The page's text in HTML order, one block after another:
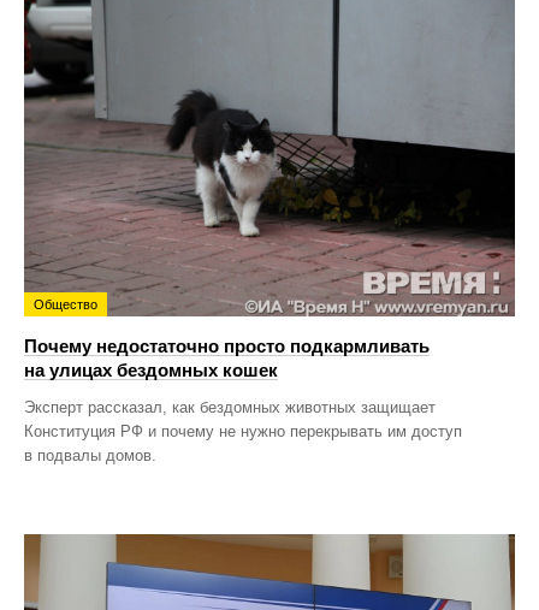
Общество
Почему недостаточно просто подкармливать
на улицах бездомных кошек
Эксперт рассказал, как бездомных животных защищает
Конституция РФ и почему не нужно перекрывать им доступ
в подвалы домов.